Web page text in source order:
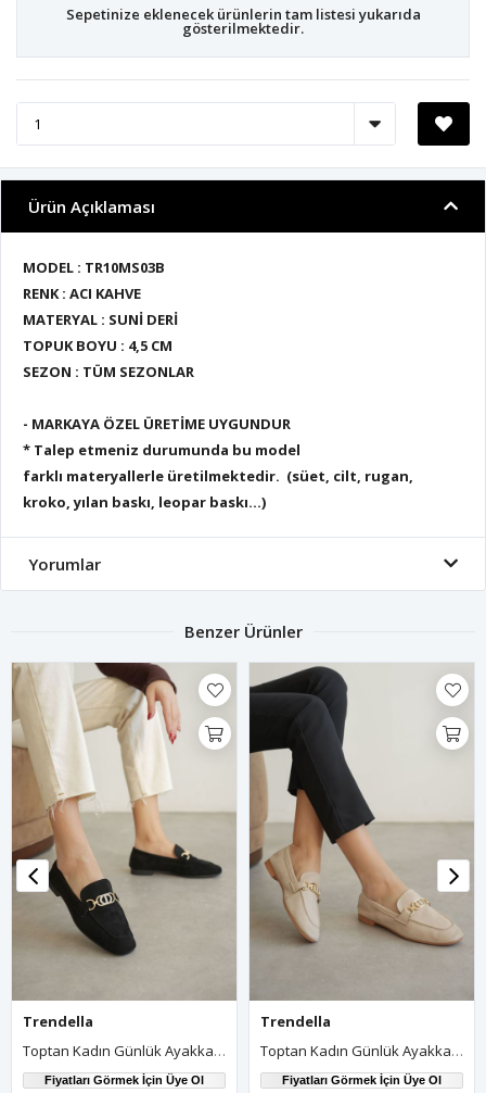
Sepetinize eklenecek ürünlerin tam listesi yukarıda
gösterilmektedir.
Ürün Açıklaması
MODEL : TR10MS03B
RENK : ACI KAHVE
MATERYAL : SUNİ DERİ
TOPUK BOYU : 4,5 CM
SEZON : TÜM SEZONLAR
- MARKAYA ÖZEL ÜRETİME UYGUNDUR
* Talep etmeniz durumunda bu model
farklı materyallerle üretilmektedir. (süet, cilt, rugan,
kroko, yılan baskı, leopar baskı...)
Yorumlar
Benzer Ürünler
Trendella
Toptan Kadın Günlük Ayakkabı TR27MS01A
Trendella
Toptan Kadın Günlük Ayakkabı TR27MS01B